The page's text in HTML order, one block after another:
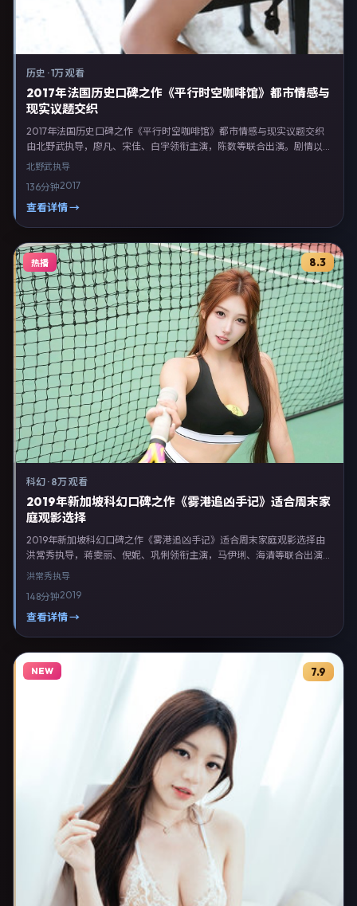
历史 ·1万 观看
2017年法国历史口碑之作《平行时空咖啡馆》都市情感与
现实议题交织
2017年法国历史口碑之作《平行时空咖啡馆》都市情感与现实议题交织
由北野武执导，廖凡、宋佳、白宇领衔主演，陈数等联合出演。剧情以历
史类型为主线，融合法国本土叙事与人物弧光，适合检索「历史电影 法
随后登陆流媒体与电视端。影片在节奏、摄影与配乐上强调沉浸体验，可
作为片单推荐、影评长文与专题策划的引用素材。
北野武执导
136分钟2017
查看详情 →
热播 8.3
科幻 · 8万 观看
2019年新加坡科幻口碑之作《雾港追凶手记》适合周末家
庭观影选择
2019年新加坡科幻口碑之作《雾港追凶手记》适合周末家庭观影选择由
洪常秀执导，蒋雯丽、倪妮、巩俐领衔主演，马伊琍、海清等联合出演。
剧情以科幻类型为主线，融合新加坡本土叙事与人物弧光，适合检索「科
加坡地区网络平台首播，支持高清与多语言字幕。影片在节奏、摄影与配
乐上强调沉浸体验，可作为片单推荐、影评长文与专题策划的引用素材。
洪常秀执导
148分钟2019
查看详情 →
NEW 7.9